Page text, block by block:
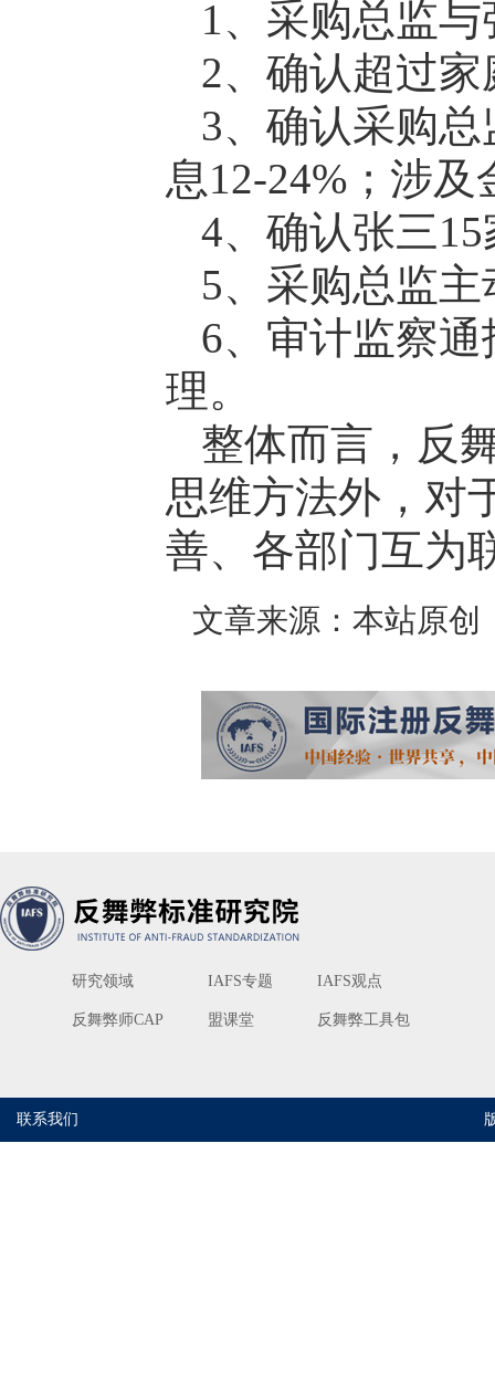
1、采购总监
2、确认超过
3、确认采购
息12-24%；涉及
4、确认张三
5、采购总监
6、审计监察
理。
整体而言，反
思维方法外，对
善、各部门互为
文章来源：本站原创
研究领域
反舞弊师CAP
IAFS专题
盟课堂
IAFS观点
反舞弊工具包
联系我们